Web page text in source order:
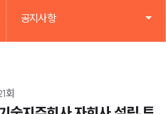
공지사항
회